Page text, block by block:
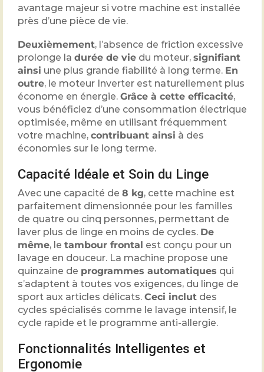
avantage majeur si votre machine est installée
près d’une pièce de vie.
Deuxièmement, l’absence de friction excessive
prolonge la durée de vie du moteur, signifiant
ainsi une plus grande fiabilité à long terme. En
outre, le moteur Inverter est naturellement plus
économe en énergie. Grâce à cette efficacité,
vous bénéficiez d’une consommation électrique
optimisée, même en utilisant fréquemment
votre machine, contribuant ainsi à des
économies sur le long terme.
Capacité Idéale et Soin du Linge
Avec une capacité de 8 kg, cette machine est
parfaitement dimensionnée pour les familles
de quatre ou cinq personnes, permettant de
laver plus de linge en moins de cycles. De
même, le tambour frontal est conçu pour un
lavage en douceur. La machine propose une
quinzaine de programmes automatiques qui
s’adaptent à toutes vos exigences, du linge de
sport aux articles délicats. Ceci inclut des
cycles spécialisés comme le lavage intensif, le
cycle rapide et le programme anti-allergie.
Fonctionnalités Intelligentes et
Ergonomie